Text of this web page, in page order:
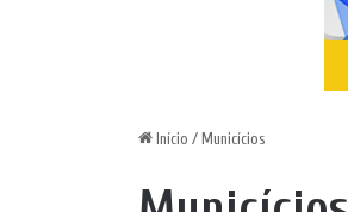
Início / Municícios